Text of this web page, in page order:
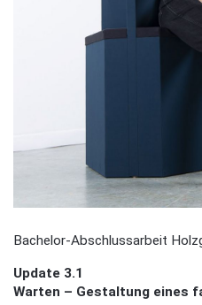
Bachelor-Abschlussarbeit
Update 3.1
Warten – Gestaltung eines